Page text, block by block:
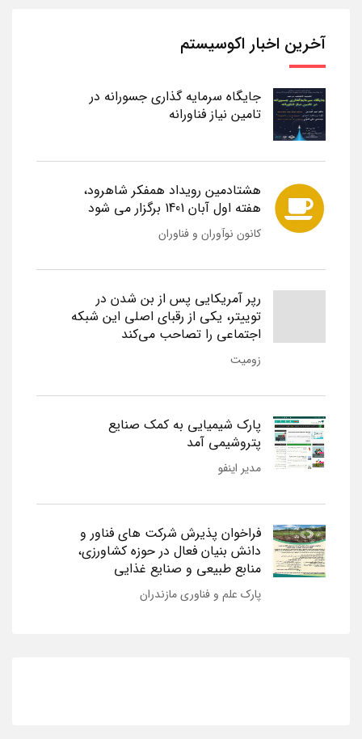
آخرین اخبار اکوسیستم
جایگاه سرمایه گذاری جسورانه در
تامین نیاز فناورانه
هشتادمین رویداد همفکر شاهرود،
هفته اول آبان 1401 برگزار می شود
کانون نوآوران و فناوران
رپر آمریکایی پس از بن شدن در
توییتر، یکی از رقبای اصلی این شبکه
اجتماعی را تصاحب می‌کند
زومیت
پارک شیمیایی به کمک صنایع
پتروشیمی آمد
مدیر اینفو
فراخوان پذیرش شرکت های فناور و
دانش بنیان فعال در حوزه کشاورزی،
منابع طبیعی و صنایع غذایی
پارک علم و فناوری مازندران